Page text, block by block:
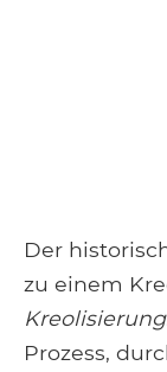
Der
zu einem
Kreolisierung
Prozess,